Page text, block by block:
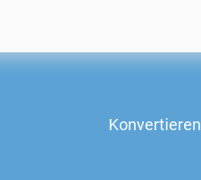
Konvertieren